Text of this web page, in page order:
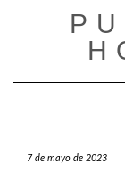
7 de mayo de 2023